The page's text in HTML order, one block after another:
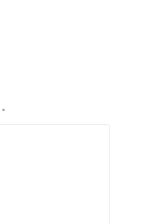
*